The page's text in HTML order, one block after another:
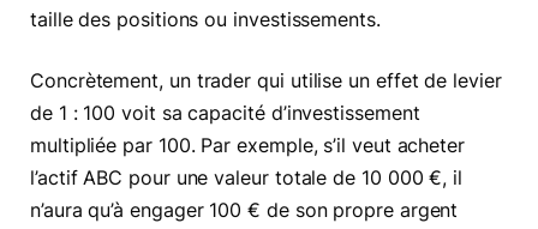
taille des positions ou investissements.
Concrètement, un trader qui utilise un effet de levier
de 1 : 100 voit sa capacité d’investissement
multipliée par 100. Par exemple, s’il veut acheter
l’actif ABC pour une valeur totale de 10 000 €, il
n’aura qu’à engager 100 € de son propre argent